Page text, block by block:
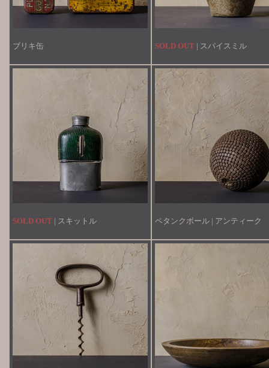
ブリキ缶 SOLD OUT | スパイスミル
SOLD OUT | スキットル ペタンクボール | アンティーク